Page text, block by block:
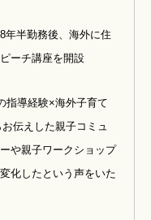
半勤務後、 海外に住
ーチ講座を開設
指導経験×海外子育て
伝えした親子コミュ
や親子ワークショップ
化したという声をいた